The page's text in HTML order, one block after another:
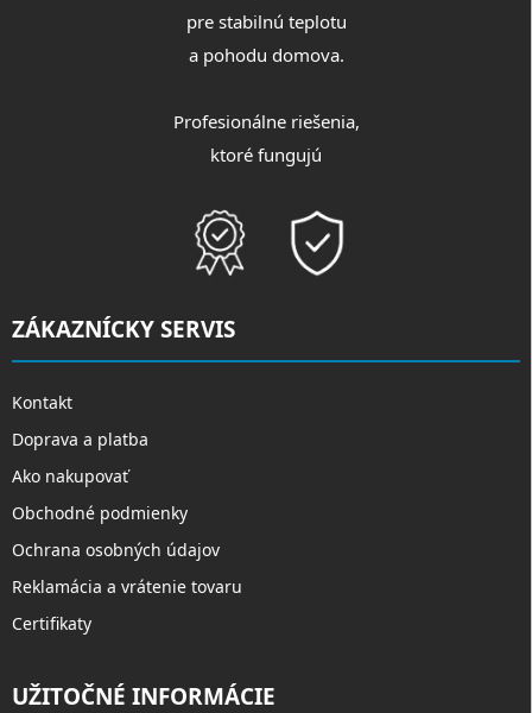
pre stabilnú teplotu
a pohodu domova.
Profesionálne riešenia,
ktoré fungujú
ZÁKAZNÍCKY SERVIS
Kontakt
Doprava a platba
Ako nakupovať
Obchodné podmienky
Ochrana osobných údajov
Reklamácia a vrátenie tovaru
Certifikaty
UŽITOČNÉ INFORMÁCIE